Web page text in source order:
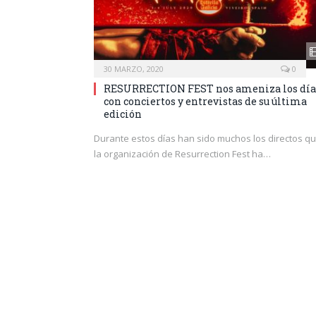
30 MARZO, 2020 0
RESURRECTION FEST nos ameniza los
con conciertos y entrevistas de su última
edición
Durante estos días han sido muchos los directos
la organización de Resurrection Fest ha…